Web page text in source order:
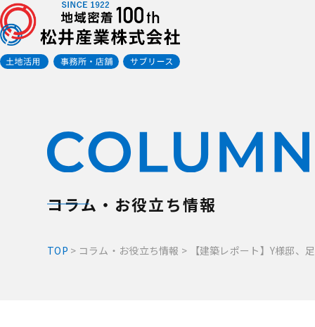
コラム・お役立ち情報
TOP > コラム・お役立ち情報 > 【建築レポート】Y様邸、